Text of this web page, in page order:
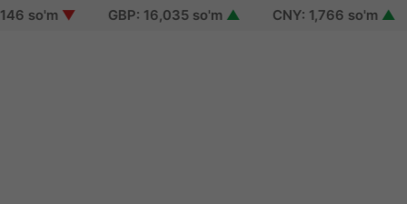
▼ GBP: 16,035 so'm▲ CNY: 1,766 so'm▲